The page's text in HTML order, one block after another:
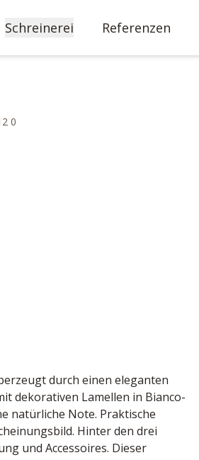
Schreinerei Referenzen
0
durch einen eleganten
dekorativen Lamellen in Bianco-
natürliche Note. Praktische
Hinter den drei
und Accessoires. Dieser